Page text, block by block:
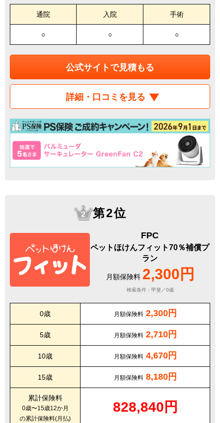
通院 入院 手術
○ ○ ○
公式サイトで見積もる
詳細・口コミを見る
第2位
FPC
ペットほけんフィット70％補償プ
ラン
月額保険料 2,300円
検索条件：甲斐／0歳
0歳 月額保険料 2,300円
5歳 月額保険料 2,710円
10歳 月額保険料 4,670円
15歳 月額保険料 8,180円
累計保険料
0歳〜15歳12か月
の累計保険料(月払)
828,840円